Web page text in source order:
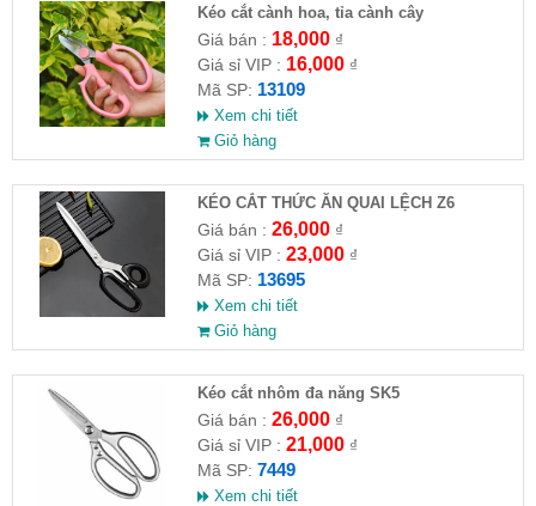
Kéo cắt cành hoa, tỉa cành cây
Giá bán : 18,000₫
Giá sỉ VIP : 16,000₫
Mã SP: 13109
Xem chi tiết
Giỏ hàng
KÉO CẮT THỨC ĂN QUAI LỆCH Z6
Giá bán : 26,000₫
Giá sỉ VIP : 23,000₫
Mã SP: 13695
Xem chi tiết
Giỏ hàng
Kéo cắt nhôm đa năng SK5
Giá bán : 26,000₫
Giá sỉ VIP : 21,000₫
Mã SP: 7449
Xem chi tiết